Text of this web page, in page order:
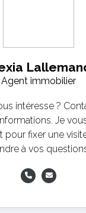
Agent immobilier
intéresse ?
Je
pour fixer une
à vos